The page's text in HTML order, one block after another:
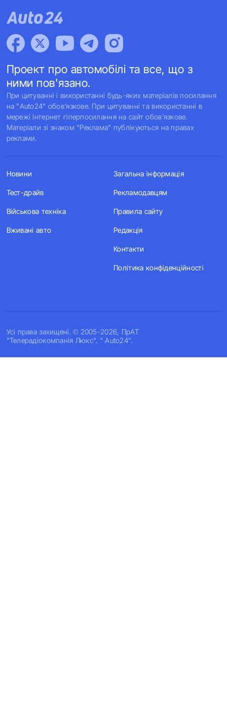
Проект про автомобілі та все, що з
ними пов'язано.
При цитуванні і використанні будь-яких матеріалів посилання
на "Auto24" обов'язкове. При цитуванні та використанні в
мережі Інтернет гіперпосилання на сайт обов'язкове.
Матеріали зі знаком "Реклама" публікуються на правах
реклами.
Усi права захищенi. © 2005-2026, ПрАТ
"Телерадіокомпанія Люкс". " Auto24".
Новини
Тест-драйв
Військова техніка
Вживані авто
Загальна інформація
Рекламодавцям
Правила сайту
Редакція
Контакти
Політика конфіденційності